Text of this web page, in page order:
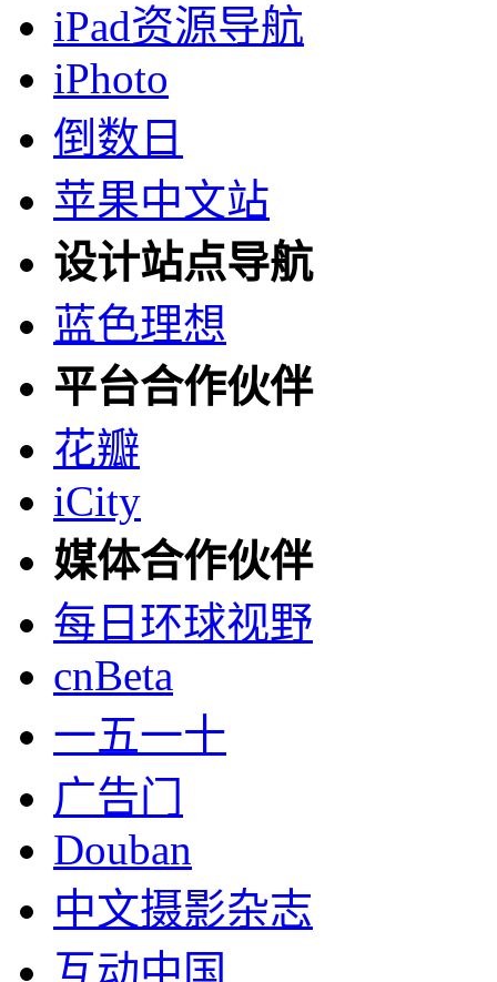
iPad资源导航
iPhoto
倒数日
苹果中文站
设计站点导航
蓝色理想
平台合作伙伴
花瓣
iCity
媒体合作伙伴
每日环球视野
cnBeta
一五一十
广告门
Douban
中文摄影杂志
互动中国